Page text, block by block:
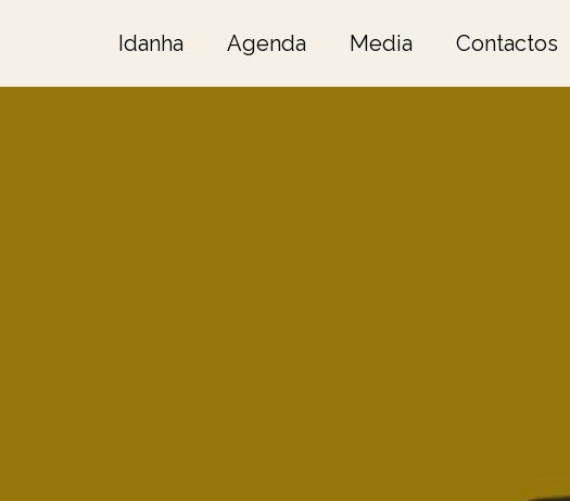
Idanha Agenda Media Contactos